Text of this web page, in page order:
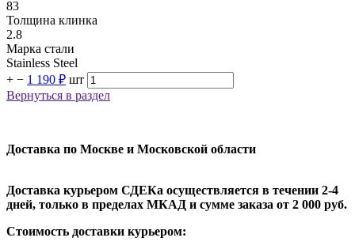
83
Толщина клинка
2.8
Марка стали
Stainless Steel
+ − 1 190 ₽ шт
Вернуться в раздел
Доставка по Москве и Московской области
Доставка курьером СДЕКа осуществляется в течении 2-4
дней, только в пределах МКАД и сумме заказа от 2 000 руб.
Стоимость доставки курьером: